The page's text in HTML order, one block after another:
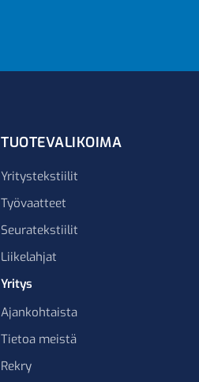
TUOTEVALIKOIMA
Yritystekstiilit
Työvaatteet
Seuratekstiilit
Liikelahjat
Yritys
Ajankohtaista
Tietoa meistä
Rekry